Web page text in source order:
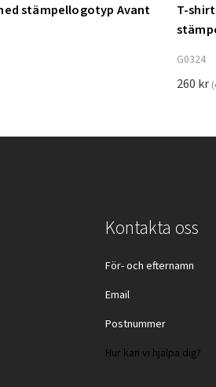
varukorg
stämpellogotyp Avant
T-
G0324
260 kr
Kontakta oss